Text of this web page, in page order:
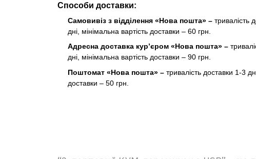
Способи доставки:
Самовивіз з відділення «Нова пошта» – тривалість
дні, мінімальна вартість доставки – 60 грн.
Адресна доставка кур’єром «Нова пошта» –
дні, мінімальна вартість доставки – 90 грн.
Поштомат «Нова пошта» – тривалість доставки 1-3
доставки – 50 грн.